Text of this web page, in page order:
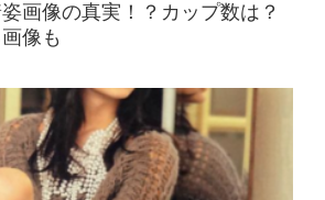
画像の真実！？カップ数は？
像も